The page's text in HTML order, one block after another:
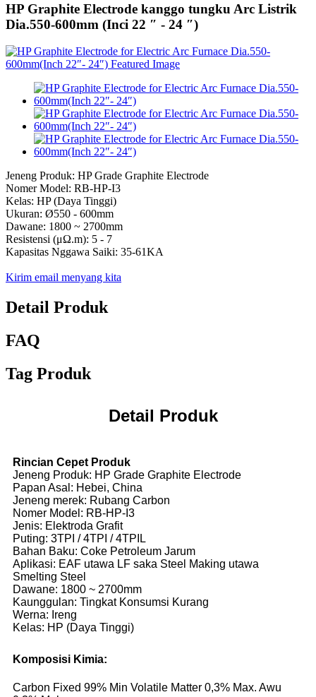
HP Graphite Electrode kanggo tungku Arc Listrik
Dia.550-600mm (Inci 22 ″ - 24 ″)
Jeneng Produk: HP Grade Graphite Electrode
Nomer Model: RB-HP-I3
Kelas: HP (Daya Tinggi)
Ukuran: Ø550 - 600mm
Dawane: 1800 ~ 2700mm
Resistensi (μΩ.m): 5 - 7
Kapasitas Nggawa Saiki: 35-61KA
Kirim email menyang kita
Detail Produk
FAQ
Tag Produk
Detail Produk
Rincian Cepet Produk
Jeneng Produk: HP Grade Graphite Electrode
Papan Asal: Hebei, China
Jeneng merek: Rubang Carbon
Nomer Model: RB-HP-I3
Jenis: Elektroda Grafit
Puting: 3TPI / 4TPI / 4TPIL
Bahan Baku: Coke Petroleum Jarum
Aplikasi: EAF utawa LF saka Steel Making utawa
Smelting Steel
Dawane: 1800 ~ 2700mm
Kaunggulan: Tingkat Konsumsi Kurang
Werna: Ireng
Kelas: HP (Daya Tinggi)
Komposisi Kimia:
Carbon Fixed 99% Min Volatile Matter 0,3% Max. Awu